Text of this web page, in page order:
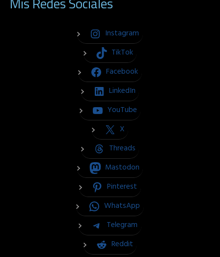
Instagram
TikTok
Facebook
LinkedIn
YouTube
X
Threads
Mastodon
Pinterest
WhatsApp
Telegram
Reddit